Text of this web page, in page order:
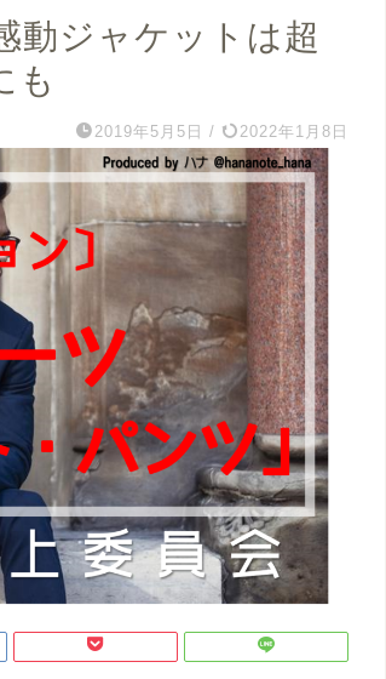
動ジャケットは超
も
2019年5月5日 / 2022年1月8日